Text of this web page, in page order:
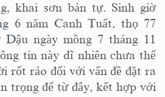
khai sơn bản tự. Sinh giờ
6 năm Canh Tuất, thọ 77
ngày mồng 7 tháng 11
tin này dĩ nhiên chưa thể
rốt ráo đối với vấn đề đặt ra
trọng để từ đây, kết hợp với